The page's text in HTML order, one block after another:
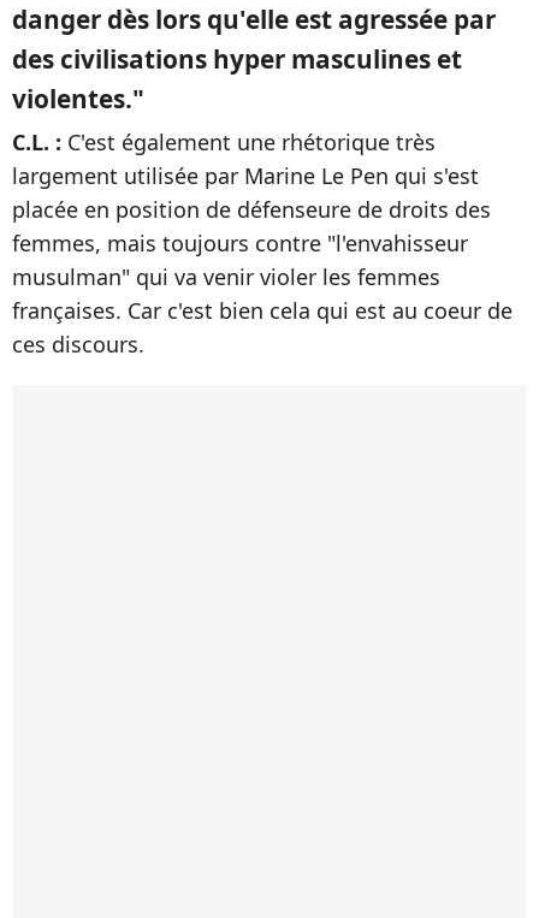
danger dès lors qu'elle est agressée par
des civilisations hyper masculines et
violentes."
C.L. : C'est également une rhétorique très
largement utilisée par Marine Le Pen qui s'est
placée en position de défenseure de droits des
femmes, mais toujours contre "l'envahisseur
musulman" qui va venir violer les femmes
françaises. Car c'est bien cela qui est au coeur de
ces discours.